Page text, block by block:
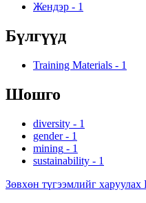
Жендэр - 1
Бүлгүүд
Training Materials - 1
Шошго
diversity - 1
gender - 1
mining - 1
sustainability - 1
Зөвхөн түгээмлийг